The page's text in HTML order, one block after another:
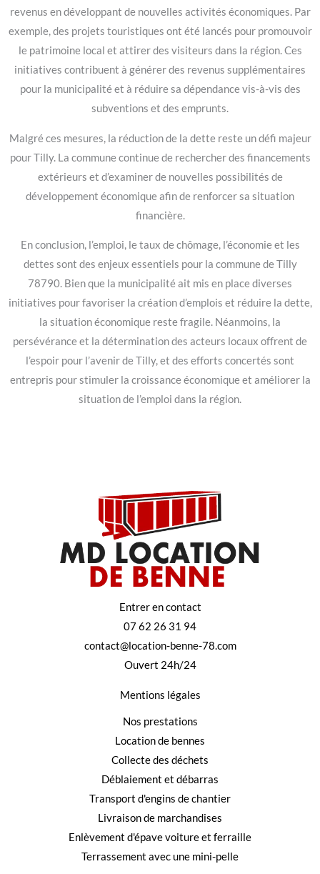
revenus en développant de nouvelles activités économiques. Par
exemple, des projets touristiques ont été lancés pour promouvoir
le patrimoine local et attirer des visiteurs dans la région. Ces
initiatives contribuent à générer des revenus supplémentaires
pour la municipalité et à réduire sa dépendance vis-à-vis des
subventions et des emprunts.
Malgré ces mesures, la réduction de la dette reste un défi majeur
pour Tilly. La commune continue de rechercher des financements
extérieurs et d’examiner de nouvelles possibilités de
développement économique afin de renforcer sa situation
financière.
En conclusion, l’emploi, le taux de chômage, l’économie et les
dettes sont des enjeux essentiels pour la commune de Tilly
78790. Bien que la municipalité ait mis en place diverses
initiatives pour favoriser la création d’emplois et réduire la dette,
la situation économique reste fragile. Néanmoins, la
persévérance et la détermination des acteurs locaux offrent de
l’espoir pour l’avenir de Tilly, et des efforts concertés sont
entrepris pour stimuler la croissance économique et améliorer la
situation de l’emploi dans la région.
Entrer en contact
07 62 26 31 94
contact@location-benne-78.com
Ouvert 24h/24
Mentions légales
Nos prestations
Location de bennes
Collecte des déchets
Déblaiement et débarras
Transport d'engins de chantier
Livraison de marchandises
Enlèvement d'épave voiture et ferraille
Terrassement avec une mini-pelle